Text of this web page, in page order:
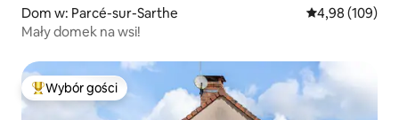
Dom w: Parcé-sur-Sarthe Średnia
4,98 (109)
Mały domek na wsi!
Najpopularniejsze z kategorii Wybór gości
Wybór gości